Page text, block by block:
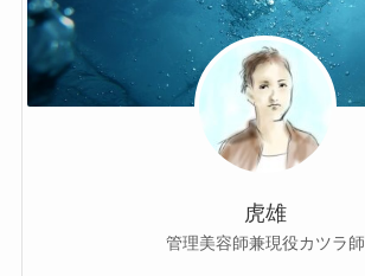
虎雄
管理美容師兼現役カツラ師